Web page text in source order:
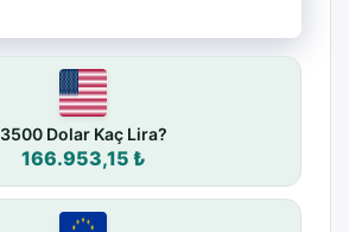
3500 Dolar Kaç Lira?
166.953,15 ₺